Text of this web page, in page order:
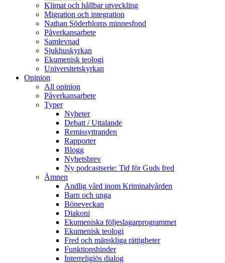
Klimat och hållbar utveckling
Migration och integration
Nathan Söderbloms minnesfond
Påverkansarbete
Samlevnad
Sjukhuskyrkan
Ekumenisk teologi
Universitetskyrkan
Opinion
All opinion
Påverkansarbete
Typer
Nyheter
Debatt / Uttalande
Remissyttranden
Rapporter
Blogg
Nyhetsbrev
Ny podcastserie: Tid för Guds fred
Ämnen
Andlig vård inom Kriminalvården
Barn och unga
Böneveckan
Diakoni
Ekumeniska följeslagarprogrammet
Ekumenisk teologi
Fred och mänskliga rättigheter
Funktionshinder
Interreligiös dialog